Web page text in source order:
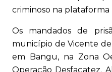
criminoso na plataforma
Os mandados de
município de Vicente
em Bangu, na Zona
Operação Desfaçatez.